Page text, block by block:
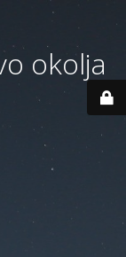
okolja